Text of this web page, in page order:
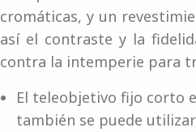
cromáticas, y un
así el contraste y la
contra la intemperie para
El teleobjetivo fijo corto
también se puede